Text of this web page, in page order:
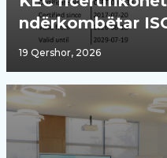
ndërkombëtar
19 Qershor, 2026